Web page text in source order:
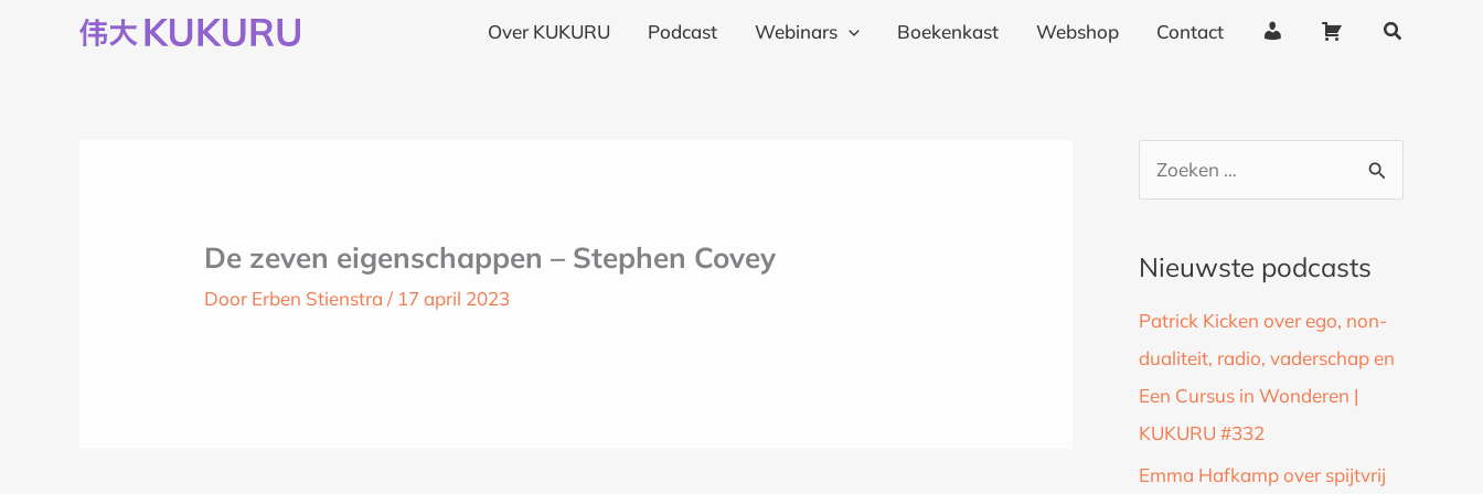
Over KUKURU Podcast Webinars Boekenkast Webshop Contact
e
v
e
W
g
Zoeken
De zeven eigenschappen – Stephen Covey
Door Erben Stienstra/ 17 april 2023
n
a
a
r
:
Nieuwste podcasts
Patrick Kicken over ego, non-
dualiteit, radio, vaderschap en
Een Cursus in Wonderen |
KUKURU #332
Emma Hafkamp over spijtvrij